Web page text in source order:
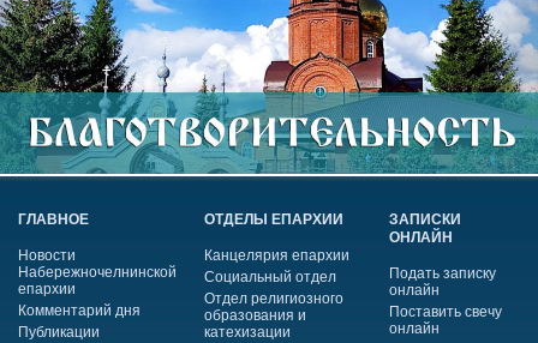
ГЛАВНОЕ
Новости
Набережночелнинской
епархии
Комментарий дня
Публикации
ОТДЕЛЫ ЕПАРХИИ
Канцелярия епархии
Социальный отдел
Отдел религиозного
образования и
катехизации
ЗАПИСКИ
ОНЛАЙН
Подать записку
онлайн
Поставить свечу
онлайн